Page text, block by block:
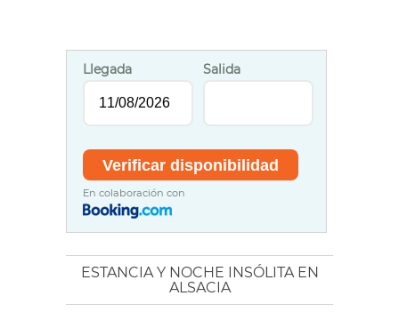
Llegada Salida
En colaboración con
ESTANCIA Y NOCHE INSÓLITA EN
ALSACIA